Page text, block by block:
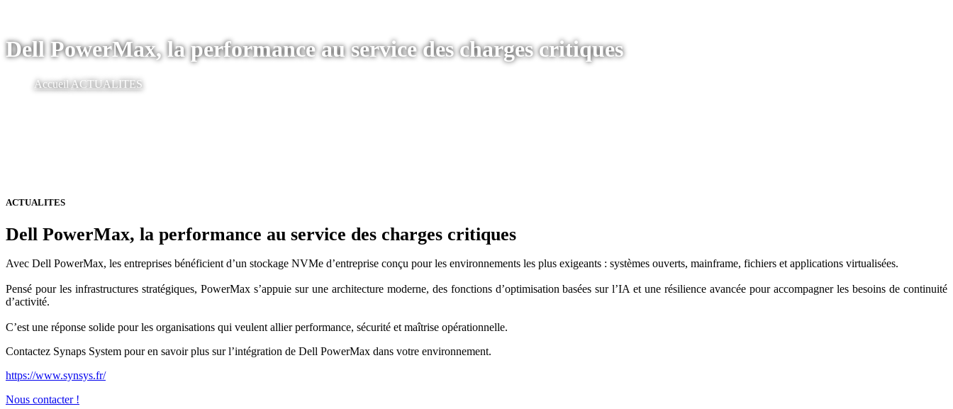
Dell PowerMax, la performance au service des charges critiques
AccueilACTUALITES
ACTUALITES
Dell PowerMax, la performance au service des charges critiques
Avec Dell PowerMax, les entreprises bénéficient d’un stockage NVMe d’entreprise conçu pour les environnements les plus exigeants : systèmes ouverts, mainframe, fichiers et applications virtualisées.
Pensé pour les infrastructures stratégiques, PowerMax s’appuie sur une architecture moderne, des fonctions d’optimisation basées sur l’IA et une résilience avancée pour accompagner les besoins de continuité
d’activité.
C’est une réponse solide pour les organisations qui veulent allier performance, sécurité et maîtrise opérationnelle.
Contactez Synaps System pour en savoir plus sur l’intégration de Dell PowerMax dans votre environnement.
https://www.synsys.fr/
Nous contacter !